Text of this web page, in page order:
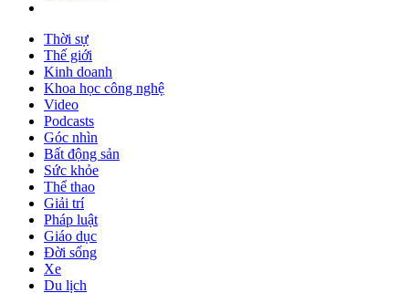
Thời sự
Thế giới
Kinh doanh
Khoa học công nghệ
Video
Podcasts
Góc nhìn
Bất động sản
Sức khỏe
Thể thao
Giải trí
Pháp luật
Giáo dục
Đời sống
Xe
Du lịch